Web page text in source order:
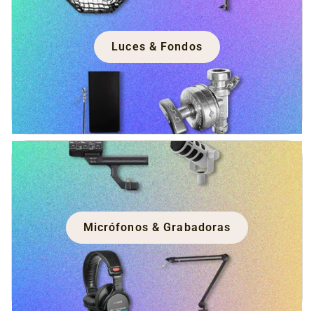
Luces & Fondos
Micrófonos & Grabadoras